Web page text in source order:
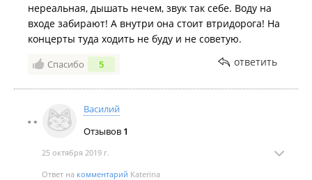
нереальная, дышать нечем, звук так себе. Воду на
входе забирают! А внутри она стоит втридорога! На
концерты туда ходить не буду и не советую.
Спасибо 5 ответить
Василий
Отзывов 1
25 октября 2019 г.
Ответ на комментарий Katerina